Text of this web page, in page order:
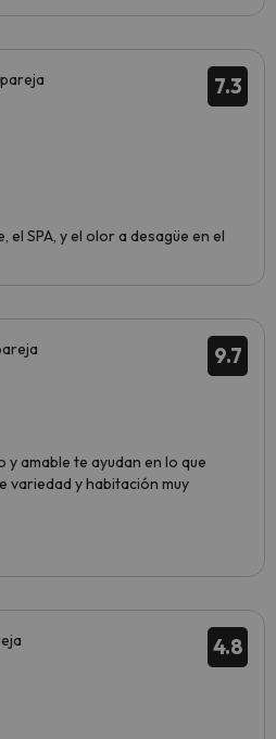
7.3
SPA, y el olor a desagüe en el
9.7
y amable te ayudan en lo que
variedad y habitación muy
4.8